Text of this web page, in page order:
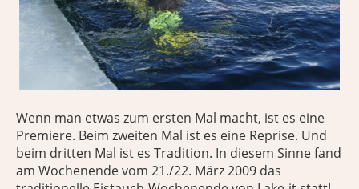
Wenn man etwas zum ersten Mal macht, ist es eine
Premiere. Beim zweiten Mal ist es eine Reprise. Und
beim dritten Mal ist es Tradition. In diesem Sinne fand
am Wochenende vom 21./22. März 2009 das